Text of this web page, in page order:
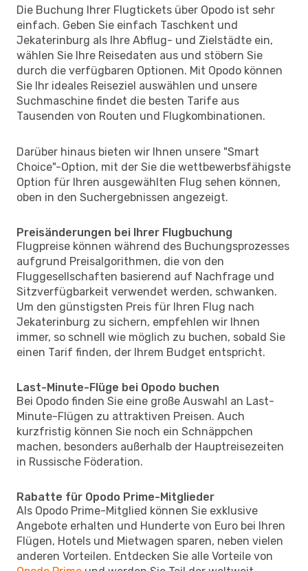
Die Buchung Ihrer Flugtickets über Opodo ist sehr
einfach. Geben Sie einfach Taschkent und
Jekaterinburg als Ihre Abflug- und Zielstädte ein,
wählen Sie Ihre Reisedaten aus und stöbern Sie
durch die verfügbaren Optionen. Mit Opodo können
Sie Ihr ideales Reiseziel auswählen und unsere
Suchmaschine findet die besten Tarife aus
Tausenden von Routen und Flugkombinationen.
Darüber hinaus bieten wir Ihnen unsere "Smart
Choice"-Option, mit der Sie die wettbewerbsfähigste
Option für Ihren ausgewählten Flug sehen können,
oben in den Suchergebnissen angezeigt.
Preisänderungen bei Ihrer Flugbuchung
Flugpreise können während des Buchungsprozesses
aufgrund Preisalgorithmen, die von den
Fluggesellschaften basierend auf Nachfrage und
Sitzverfügbarkeit verwendet werden, schwanken.
Um den günstigsten Preis für Ihren Flug nach
Jekaterinburg zu sichern, empfehlen wir Ihnen
immer, so schnell wie möglich zu buchen, sobald Sie
einen Tarif finden, der Ihrem Budget entspricht.
Last-Minute-Flüge bei Opodo buchen
Bei Opodo finden Sie eine große Auswahl an Last-
Minute-Flügen zu attraktiven Preisen. Auch
kurzfristig können Sie noch ein Schnäppchen
machen, besonders außerhalb der Hauptreisezeiten
in Russische Föderation.
Rabatte für Opodo Prime-Mitglieder
Als Opodo Prime-Mitglied können Sie exklusive
Angebote erhalten und Hunderte von Euro bei Ihren
Flügen, Hotels und Mietwagen sparen, neben vielen
anderen Vorteilen. Entdecken Sie alle Vorteile von